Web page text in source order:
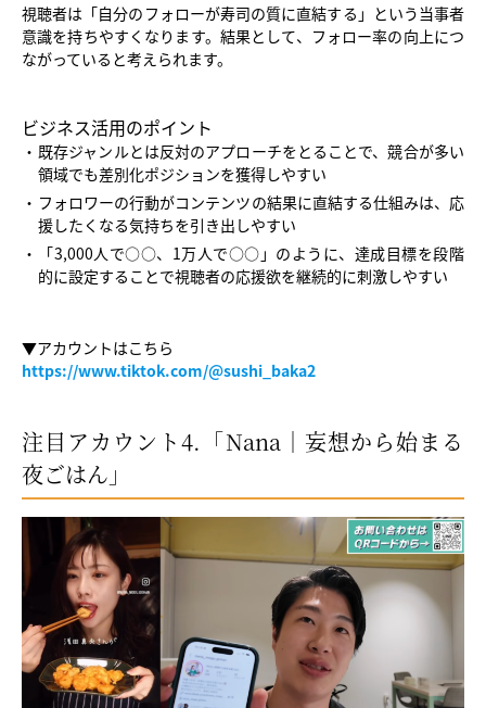
視聴者は「自分のフォローが寿司の質に直結する」という当事者
意識を持ちやすくなります。結果として、フォロー率の向上につ
ながっていると考えられます。
ビジネス活用のポイント
既存ジャンルとは反対のアプローチをとることで、競合が多い
領域でも差別化ポジションを獲得しやすい
フォロワーの行動がコンテンツの結果に直結する仕組みは、応
援したくなる気持ちを引き出しやすい
「3,000人で○○、1万人で○○」のように、達成目標を段階
的に設定することで視聴者の応援欲を継続的に刺激しやすい
▼アカウントはこちら
https://www.tiktok.com/@sushi_baka2
注目アカウント4.「Nana｜妄想から始まる
夜ごはん」